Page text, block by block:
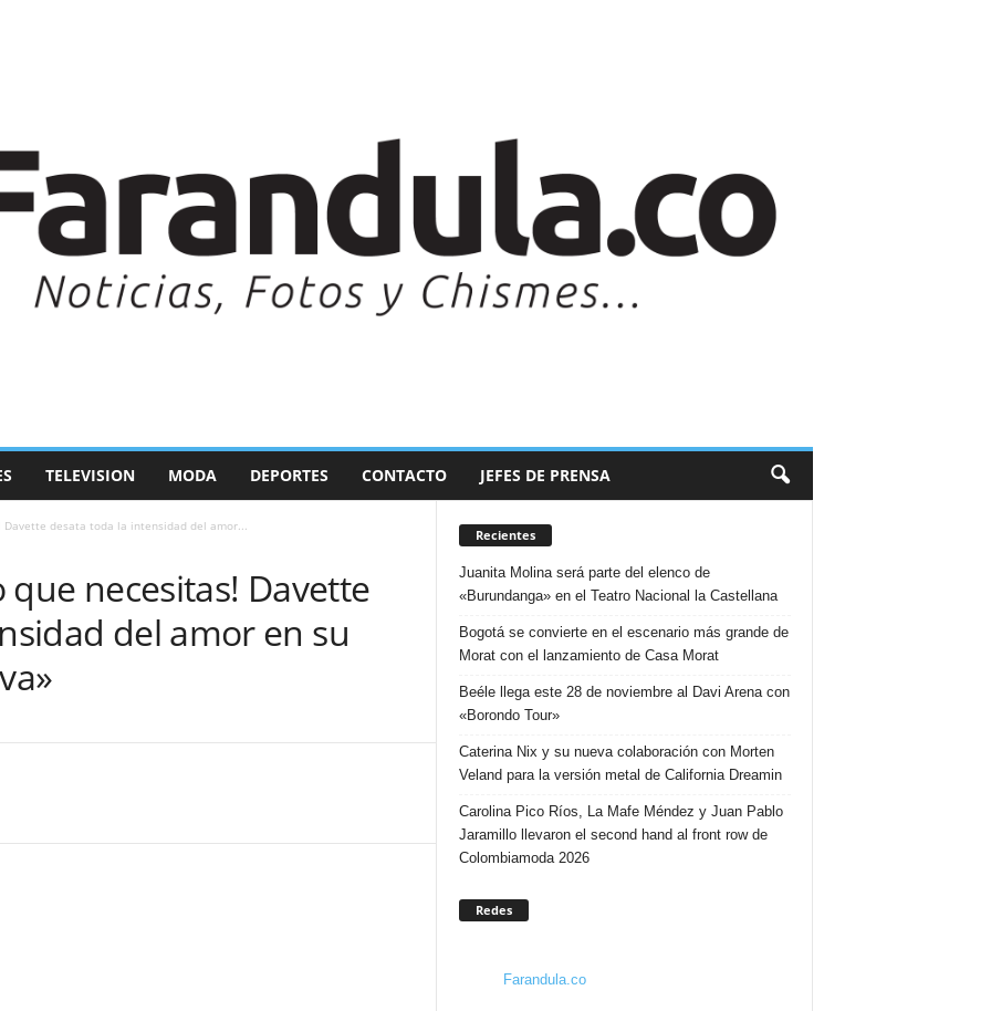
TELEVISION MODA DEPORTES CONTACTO JEFES DE PRENSA
Davette desata toda la intensidad del amor...
que necesitas! Davette
del amor en su
Recientes
Juanita Molina será parte del elenco de
«Burundanga» en el Teatro Nacional la Castellana
Bogotá se convierte en el escenario más grande de
Morat con el lanzamiento de Casa Morat
Beéle llega este 28 de noviembre al Davi Arena con
«Borondo Tour»
Caterina Nix y su nueva colaboración con Morten
Veland para la versión metal de California Dreamin
Carolina Pico Ríos, La Mafe Méndez y Juan Pablo
Jaramillo llevaron el second hand al front row de
Colombiamoda 2026
Redes
Farandula.co